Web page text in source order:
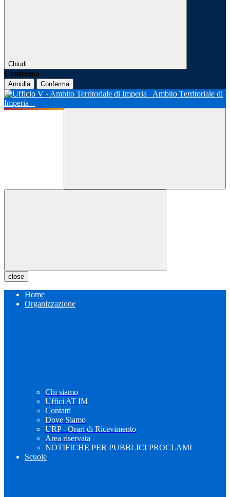
Chiudi
Conferma
Annulla Conferma
Ambito Territoriale di
Imperia
close
Home
Organizzazione
Chi siamo
Uffici AT IM
Contatti
Dove Siamo
URP - Orari di Ricevimento
Area riservata
NOTIFICHE PER PUBBLICI PROCLAMI
Scuole